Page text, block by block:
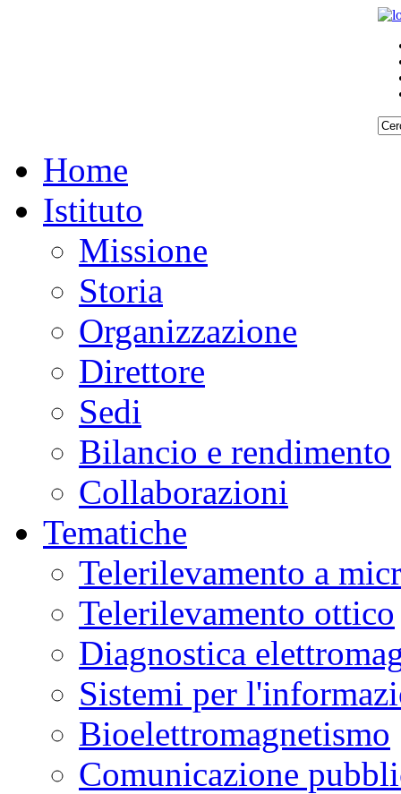
Home
Istituto
Missione
Storia
Organizzazione
Direttore
Sedi
Bilancio e rendimento
Collaborazioni
Tematiche
Telerilevamento a
Telerilevamento ottico
Diagnostica
Sistemi per
Bioelettromagnetismo
Comunicazione